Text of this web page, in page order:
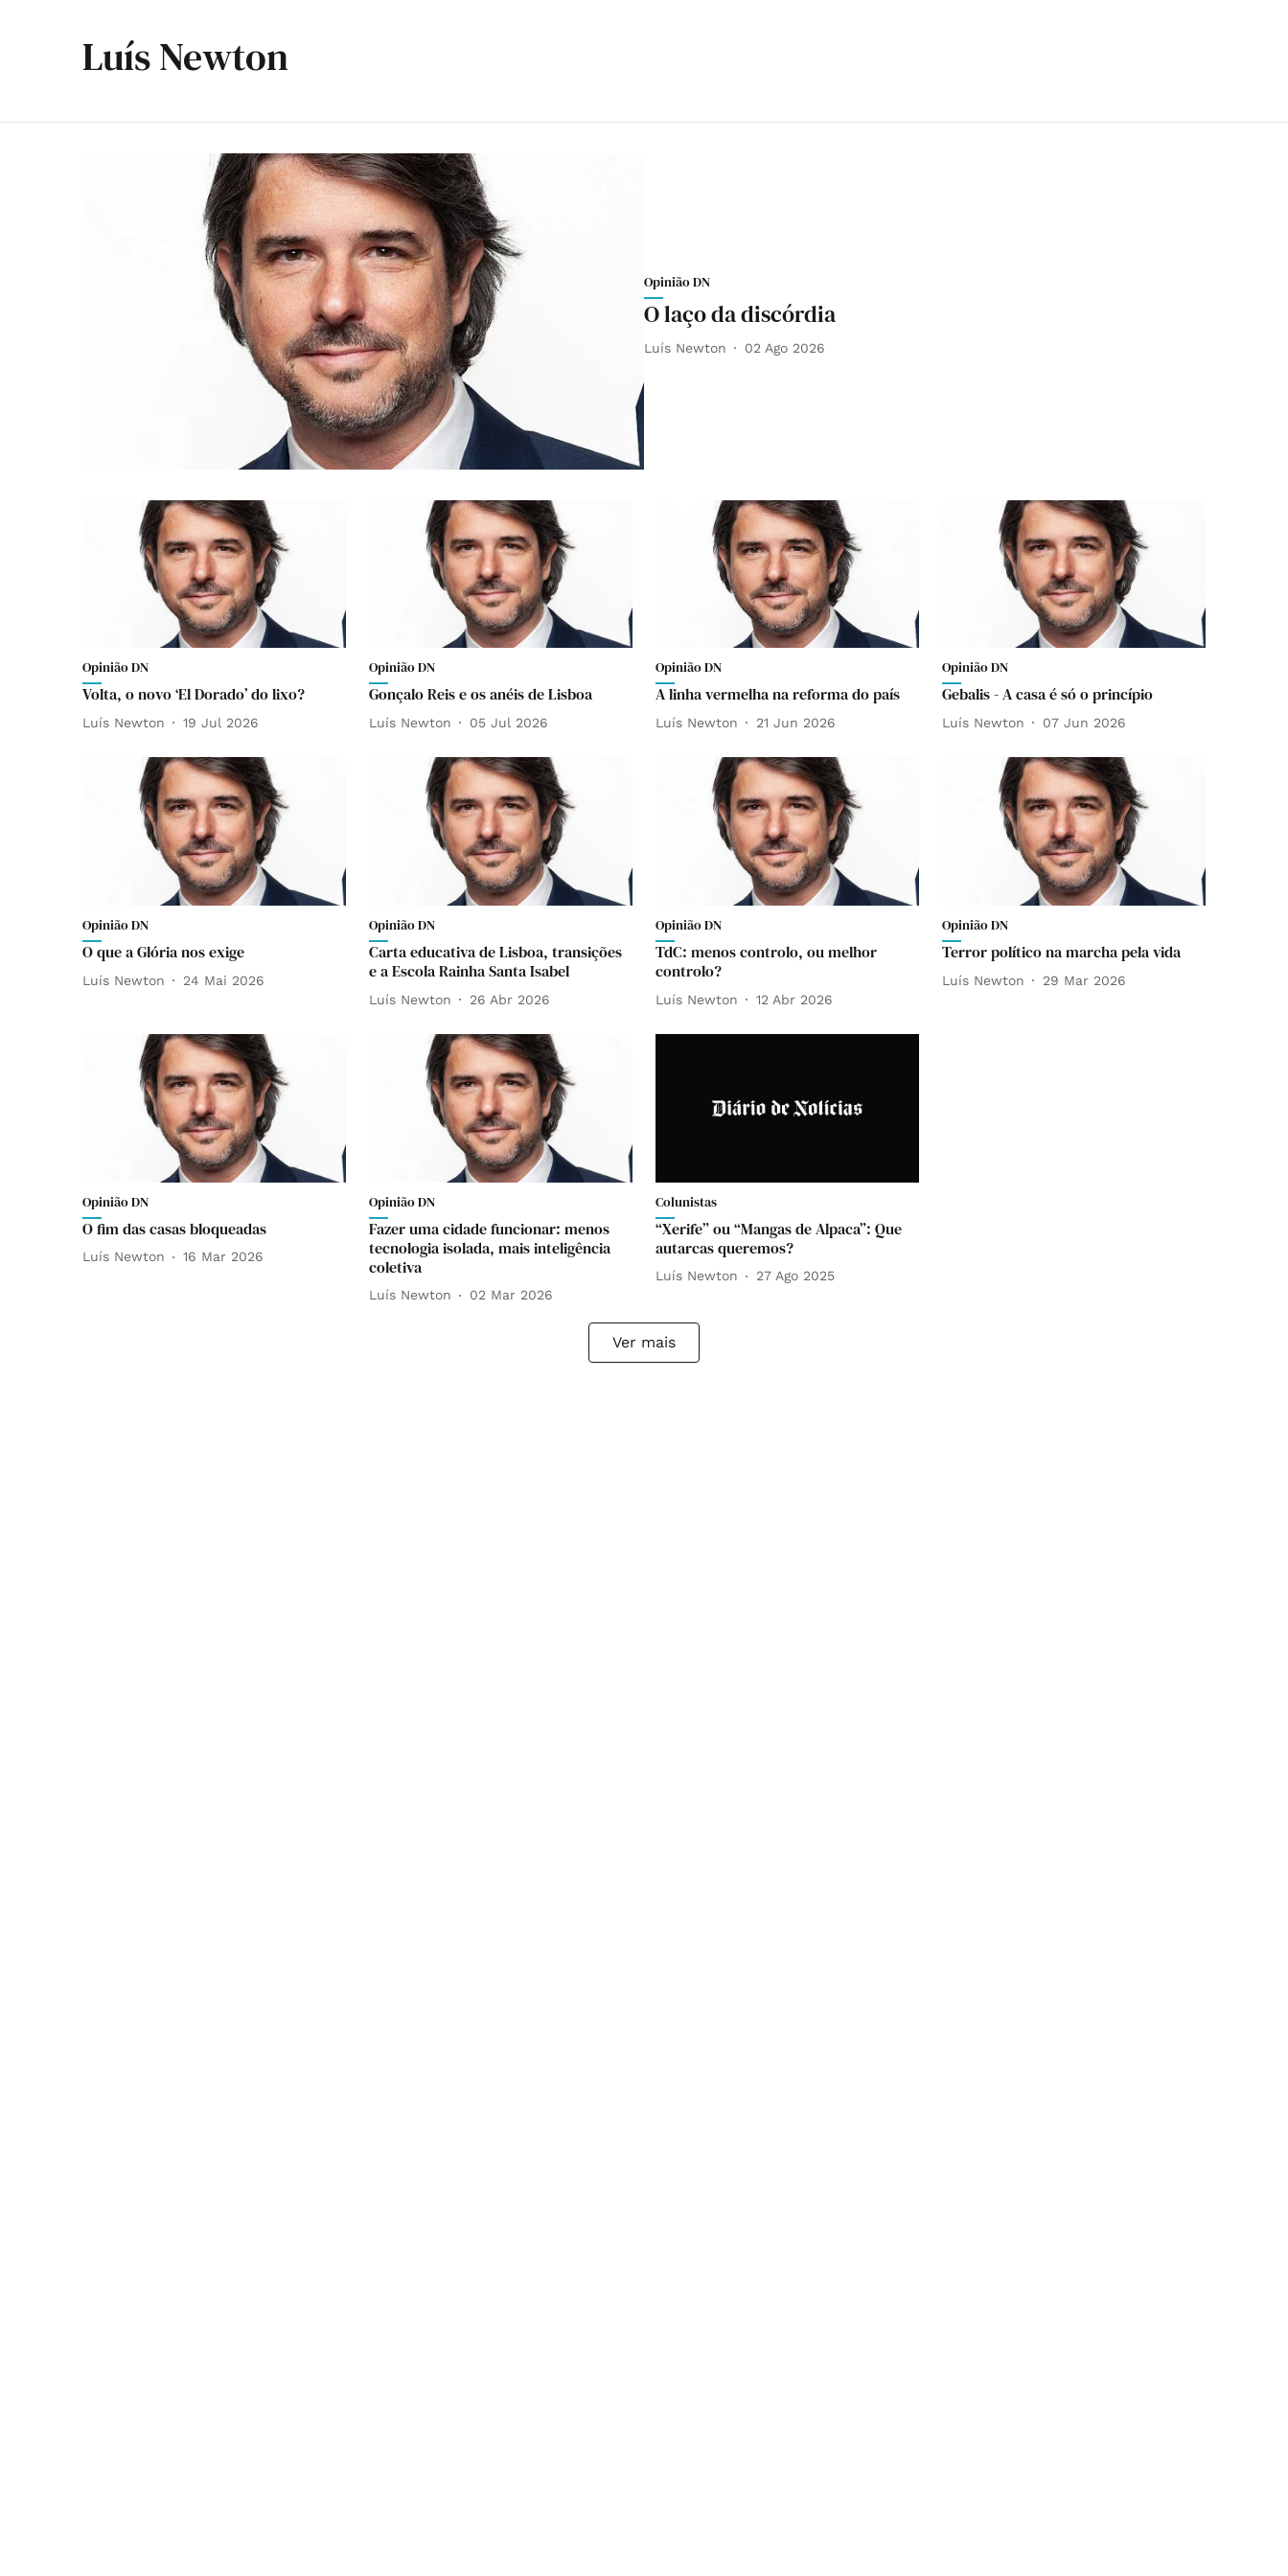
Luís Newton
Opinião DN
O laço da discórdia
Luís Newton 02 Ago 2026
Opinião DN
Volta, o novo ‘El Dorado’ do lixo?
Luís Newton 19 Jul 2026
Opinião DN
Gonçalo Reis e os anéis de Lisboa
Luís Newton 05 Jul 2026
Opinião DN
A linha vermelha na reforma do país
Luís Newton 21 Jun 2026
Opinião DN
Gebalis - A casa é só o princípio
Luís Newton 07 Jun 2026
Opinião DN
O que a Glória nos exige
Luís Newton 24 Mai 2026
Opinião DN
Carta educativa de Lisboa, transições
e a Escola Rainha Santa Isabel
Luís Newton 26 Abr 2026
Opinião DN
TdC: menos controlo, ou melhor
controlo?
Luís Newton 12 Abr 2026
Opinião DN
Terror político na marcha pela vida
Luís Newton 29 Mar 2026
Opinião DN
O fim das casas bloqueadas
Luís Newton 16 Mar 2026
Opinião DN
Fazer uma cidade funcionar: menos
tecnologia isolada, mais inteligência
coletiva
Luís Newton 02 Mar 2026
Colunistas
“Xerife” ou “Mangas de Alpaca”: Que
autarcas queremos?
Luís Newton 27 Ago 2025
Ver mais